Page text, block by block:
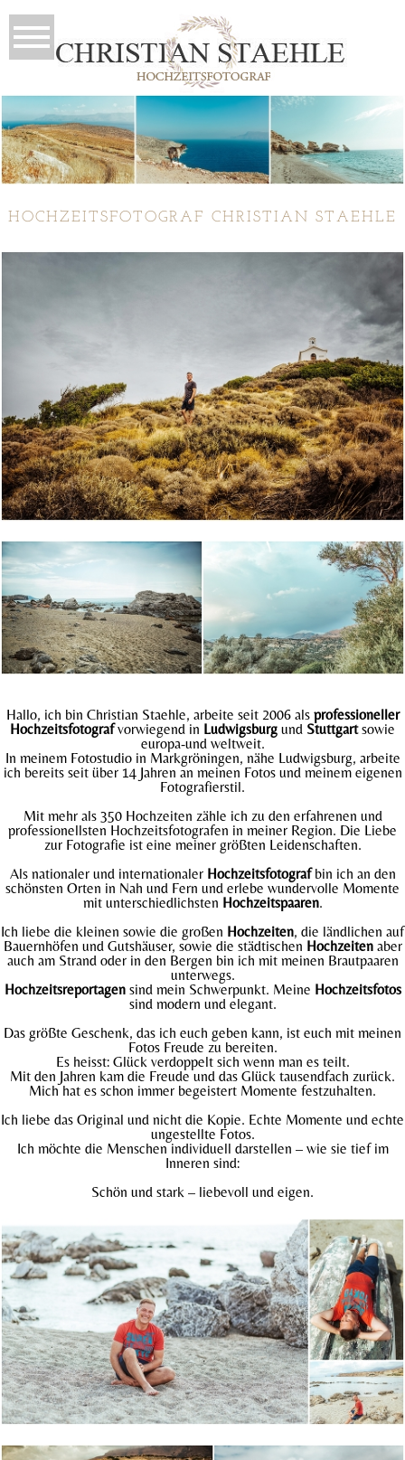
HOCHZEITSFOTOGRAF CHRISTIAN STAEHLE
Hallo, ich bin Christian Staehle, arbeite seit 2006 als professioneller
Hochzeitsfotografvorwiegend in Ludwigsburg und Stuttgartsowie
europa-und weltweit.
In meinem Fotostudio in Markgröningen, nähe Ludwigsburg, arbeite
ich bereits seit über 14 Jahren an meinen Fotos und meinem eigenen
Fotografierstil.
Mit mehr als 350 Hochzeiten zähle ich zu den erfahrenen und
professionellsten Hochzeitsfotografen in meiner Region. Die Liebe
zur Fotografie ist eine meiner größten Leidenschaften.
Als nationaler und internationaler Hochzeitsfotografbin ich an den
schönsten Orten in Nah und Fern und erlebe wundervolle Momente
mit unterschiedlichsten Hochzeitspaaren.
Ich liebe die kleinen sowie die großen Hochzeiten, die ländlichen auf
Bauernhöfen und Gutshäuser, sowie die städtischen Hochzeitenaber
auch am Strand oder in den Bergen bin ich mit meinen Brautpaaren
unterwegs.
Hochzeitsreportagensind mein Schwerpunkt. Meine Hochzeitsfotos
sind modern und elegant.
Das größte Geschenk, das ich euch geben kann, ist euch mit meinen
Fotos Freude zu bereiten.
Es heisst: Glück verdoppelt sich wenn man es teilt.
Mit den Jahren kam die Freude und das Glück tausendfach zurück.
Mich hat es schon immer begeistert Momente festzuhalten.
Ich liebe das Original und nicht die Kopie. Echte Momente und echte
ungestellte Fotos.
Ich möchte die Menschen individuell darstellen – wie sie tief im
Inneren sind:
Schön und stark – liebevoll und eigen.